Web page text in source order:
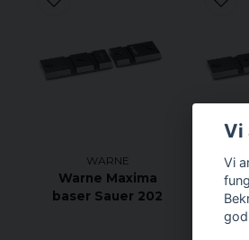
WARNE
Warne Maxima
baser Sauer 202
Vi
Vi